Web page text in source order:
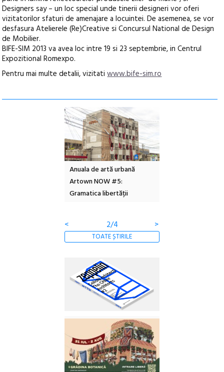
Designers say – un loc special unde tinerii designeri vor oferi
vizitatorilor sfaturi de amenajare a locuintei. De asemenea, se vor
desfasura Atelierele (Re)Creative si Concursul National de Design
de Mobilier.
BIFE-SIM 2013 va avea loc intre 19 si 23 septembrie, in Centrul
Expozitional Romexpo.
Pentru mai multe detalii, vizitatiwww.bife-sim.ro
Anuala de artă urbană
Artown NOW #5:
Gramatica libertății
< 2/4 >
TOATE ȘTIRILE